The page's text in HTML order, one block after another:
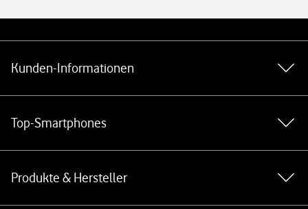
Kunden-Informationen
Top-Smartphones
Produkte & Hersteller